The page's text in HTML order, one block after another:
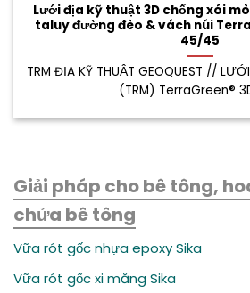
Lưới địa kỹ thuật 3D chống xói
taluy đường đèo & vách núi
45/45
TRM ĐỊA KỸ THUẬT GEOQUEST //
(TRM) TerraGreen®
Giải pháp cho bê tông,
chửa bê tông
Vữa rót gốc nhựa epoxy Sika
Vữa rót gốc xi măng Sika